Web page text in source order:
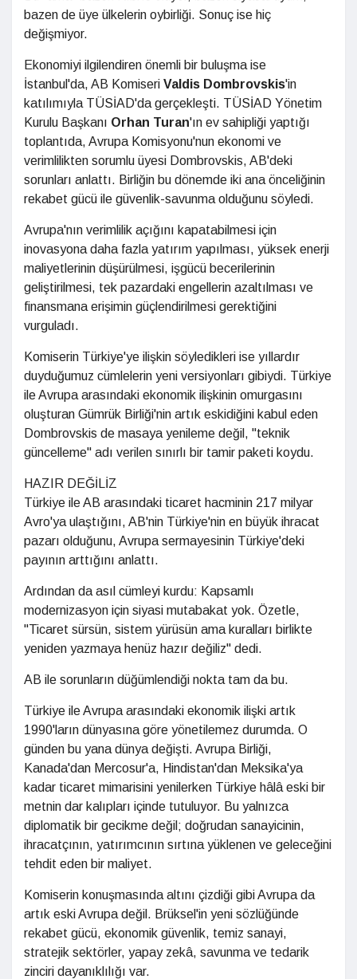
bazen de üye ülkelerin oybirliği. Sonuç ise hiç
değişmiyor.
Ekonomiyi ilgilendiren önemli bir buluşma ise
İstanbul'da, AB Komiseri Valdis Dombrovskis'in
katılımıyla TÜSİAD'da gerçekleşti. TÜSİAD Yönetim
Kurulu Başkanı Orhan Turan'ın ev sahipliği yaptığı
toplantıda, Avrupa Komisyonu'nun ekonomi ve
verimlilikten sorumlu üyesi Dombrovskis, AB'deki
sorunları anlattı. Birliğin bu dönemde iki ana önceliğinin
rekabet gücü ile güvenlik-savunma olduğunu söyledi.
Avrupa'nın verimlilik açığını kapatabilmesi için
inovasyona daha fazla yatırım yapılması, yüksek enerji
maliyetlerinin düşürülmesi, işgücü becerilerinin
geliştirilmesi, tek pazardaki engellerin azaltılması ve
finansmana erişimin güçlendirilmesi gerektiğini
vurguladı.
Komiserin Türkiye'ye ilişkin söyledikleri ise yıllardır
duyduğumuz cümlelerin yeni versiyonları gibiydi. Türkiye
ile Avrupa arasındaki ekonomik ilişkinin omurgasını
oluşturan Gümrük Birliği'nin artık eskidiğini kabul eden
Dombrovskis de masaya yenileme değil, "teknik
güncelleme" adı verilen sınırlı bir tamir paketi koydu.
HAZIR DEĞİLİZ
Türkiye ile AB arasındaki ticaret hacminin 217 milyar
Avro'ya ulaştığını, AB'nin Türkiye'nin en büyük ihracat
pazarı olduğunu, Avrupa sermayesinin Türkiye'deki
payının arttığını anlattı.
Ardından da asıl cümleyi kurdu: Kapsamlı
modernizasyon için siyasi mutabakat yok. Özetle,
"Ticaret sürsün, sistem yürüsün ama kuralları birlikte
yeniden yazmaya henüz hazır değiliz" dedi.
AB ile sorunların düğümlendiği nokta tam da bu.
Türkiye ile Avrupa arasındaki ekonomik ilişki artık
1990'ların dünyasına göre yönetilemez durumda. O
günden bu yana dünya değişti. Avrupa Birliği,
Kanada'dan Mercosur'a, Hindistan'dan Meksika'ya
kadar ticaret mimarisini yenilerken Türkiye hâlâ eski bir
metnin dar kalıpları içinde tutuluyor. Bu yalnızca
diplomatik bir gecikme değil; doğrudan sanayicinin,
ihracatçının, yatırımcının sırtına yüklenen ve geleceğini
tehdit eden bir maliyet.
Komiserin konuşmasında altını çizdiği gibi Avrupa da
artık eski Avrupa değil. Brüksel'in yeni sözlüğünde
rekabet gücü, ekonomik güvenlik, temiz sanayi,
stratejik sektörler, yapay zekâ, savunma ve tedarik
zinciri dayanıklılığı var.